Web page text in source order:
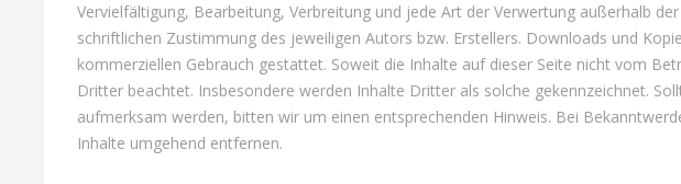
Vervielfältigung, Bearbeitung, Verbreitung und jede Art der Verwertung außerhalb
schriftlichen Zustimmung des jeweiligen Autors bzw. Erstellers. Downloads und
kommerziellen Gebrauch gestattet. Soweit die Inhalte auf dieser Seite nicht vom
Dritter beachtet. Insbesondere werden Inhalte Dritter als solche gekennzeichnet.
aufmerksam werden, bitten wir um einen entsprechenden Hinweis. Bei
Inhalte umgehend entfernen.